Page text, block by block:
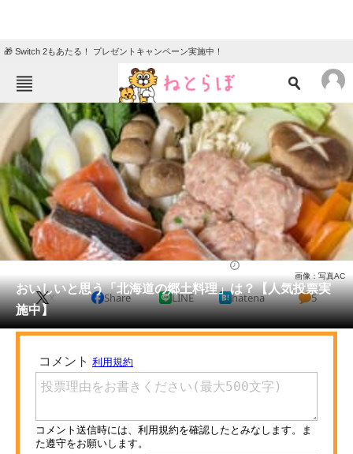
🎁 Switch 2もあたる！ プレゼントキャンペーン実施中！
ねとらぼメニュー
TOP ニュース
エンタメ クイズ
グルメ 地域
住まい 教育・育児
動物 リサーチ
会員記事
メディア
ITの今と未来を見通す
スマホと通信の最新トレンド
おいしいと思う「北海道の郷土料理」は？【人気投票実
施中】
画像：写真AC
X Share LINE hatena 5